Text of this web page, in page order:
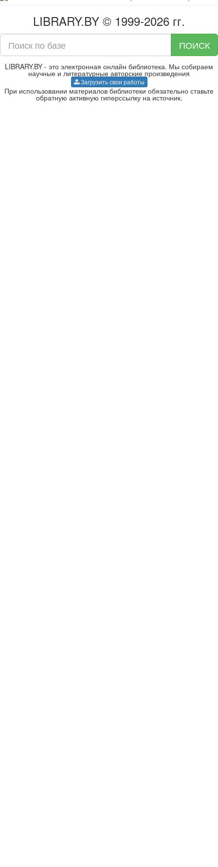
LIBRARY.BY © 1999-2026 гг.
ПОИСК
LIBRARY.BY - это электронная онлайн библиотека. Мы собираем
научные и литературные авторские произведения
Загрузить свои работы
При использовании материалов библиотеки обязательно ставьте
обратную активную гиперссылку на источник.